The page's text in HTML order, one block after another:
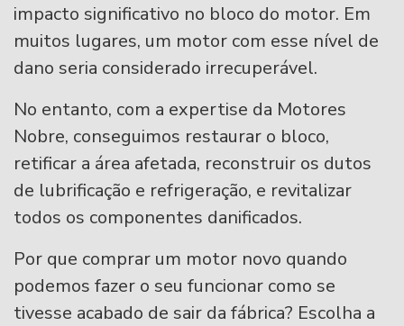
impacto significativo no bloco do motor. Em
muitos lugares, um motor com esse nível de
dano seria considerado irrecuperável.
No entanto, com a expertise da Motores
Nobre, conseguimos restaurar o bloco,
retificar a área afetada, reconstruir os dutos
de lubrificação e refrigeração, e revitalizar
todos os componentes danificados.
Por que comprar um motor novo quando
podemos fazer o seu funcionar como se
tivesse acabado de sair da fábrica? Escolha a